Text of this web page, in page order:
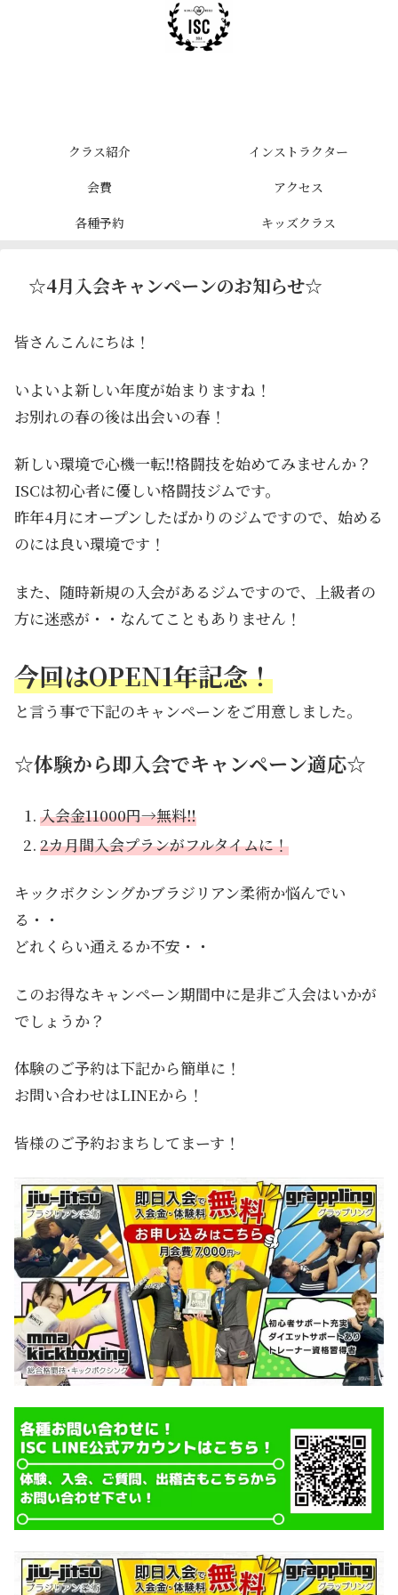
クラス紹介
インストラクター
会費
アクセス
各種予約
キッズクラス
☆4月入会キャンペーンのお知らせ☆
皆さんこんにちは！
いよいよ新しい年度が始まりますね！
お別れの春の後は出会いの春！
新しい環境で心機一転‼格闘技を始めてみませんか？
ISCは初心者に優しい格闘技ジムです。
昨年4月にオープンしたばかりのジムですので、始める
のには良い環境です！
また、随時新規の入会があるジムですので、上級者の
方に迷惑が・・なんてこともありません！
今回はOPEN1年記念！
と言う事で下記のキャンペーンをご用意しました。
☆体験から即入会でキャンペーン適応☆
入会金11000円→無料‼
2カ月間入会プランがフルタイムに！
キックボクシングかブラジリアン柔術か悩んでい
る・・
どれくらい通えるか不安・・
このお得なキャンペーン期間中に是非ご入会はいかが
でしょうか？
体験のご予約は下記から簡単に！
お問い合わせはLINEから！
皆様のご予約おまちしてまーす！